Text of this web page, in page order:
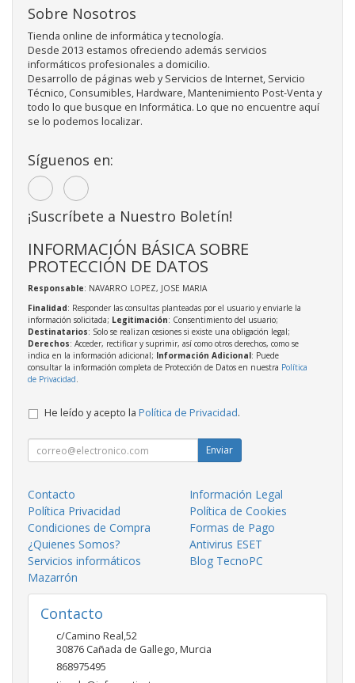
Sobre Nosotros
Tienda online de informática y tecnología.
Desde 2013 estamos ofreciendo además servicios
informáticos profesionales a domicilio.
Desarrollo de páginas web y Servicios de Internet, Servicio
Técnico, Consumibles, Hardware, Mantenimiento Post-Venta y
todo lo que busque en Informática. Lo que no encuentre aquí
se lo podemos localizar.
Síguenos en:
¡Suscríbete a Nuestro Boletín!
INFORMACIÓN BÁSICA SOBRE
PROTECCIÓN DE DATOS
Responsable: NAVARRO LOPEZ, JOSE MARIA
Finalidad: Responder las consultas planteadas por el usuario y enviarle la
información solicitada; Legitimación: Consentimiento del usuario;
Destinatarios: Solo se realizan cesiones si existe una obligación legal;
Derechos: Acceder, rectificar y suprimir, así como otros derechos, como se
indica en la información adicional; Información Adicional: Puede
consultar la información completa de Protección de Datos en nuestra Política
de Privacidad.
He leído y acepto la Política de Privacidad.
Enviar
Contacto
Información Legal
Política Privacidad
Política de Cookies
Condiciones de Compra
Formas de Pago
¿Quienes Somos?
Antivirus ESET
Servicios informáticos
Mazarrón
Blog TecnoPC
Contacto
c/Camino Real,52
30876 Cañada de Gallego,Murcia
868975495